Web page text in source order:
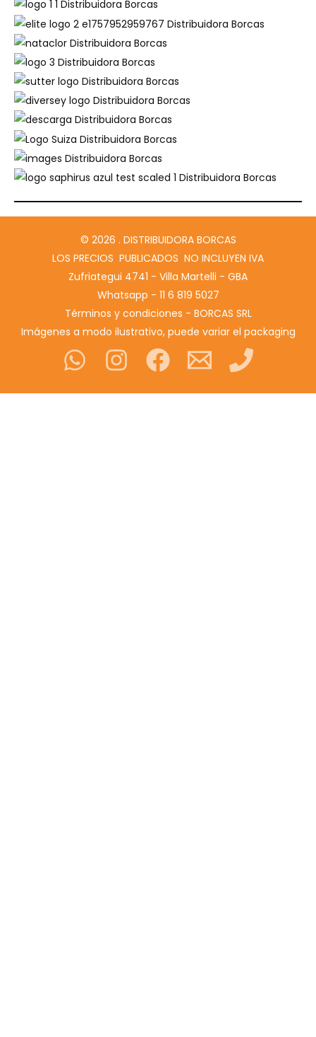
© 2026 . DISTRIBUIDORA BORCAS
LOS PRECIOS PUBLICADOS NO INCLUYEN IVA
Zufriategui 4741 - Villa Martelli - GBA
Whatsapp - 11 6 819 5027
Términos y condiciones - BORCAS SRL
Imágenes a modo ilustrativo, puede variar el packaging